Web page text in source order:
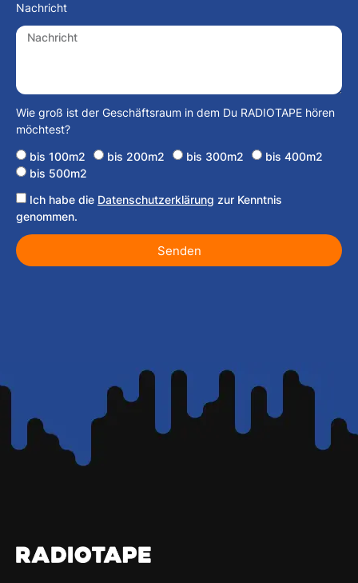
Nachricht
Wie groß ist der Geschäftsraum in dem Du RADIOTAPE hören
möchtest?
bis 100m2 bis 200m2 bis 300m2
bis 400m2
bis 500m2
Ich habe die Datenschutzerklärung zur Kenntnis
genommen.
Senden